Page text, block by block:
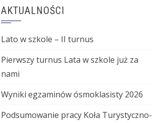
AKTUALNOŚCI
Lato w szkole – II turnus
Pierwszy turnus Lata w szkole już za
nami
Wyniki egzaminów ósmoklasisty 2026
Podsumowanie pracy Koła Turystyczno-